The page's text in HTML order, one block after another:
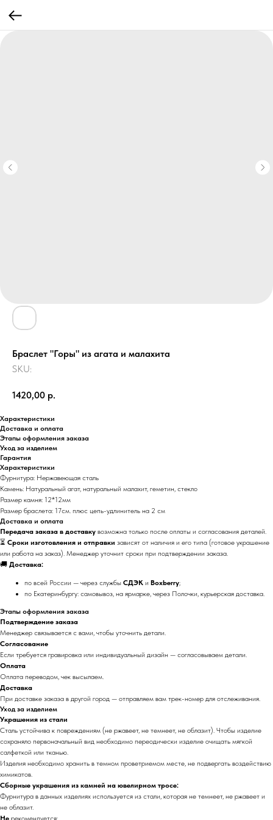
Браслет "Горы" из агата и малахита
SKU:
1420,00 р.
Характеристики
Доставка и оплата
Этапы оформления заказа
Уход за изделием
Гарантия
Характеристики
Фурнитура: Нержавеющая сталь
Камень: Натуральный агат, натуральный малахит, геметин, стекло
Размер камня: 12*12мм
Размер браслета: 17см. плюс цепь-удлинитель на 2 см
Доставка и оплата
Передача заказа в доставку возможна только после оплаты и согласования деталей.
⏳ Сроки изготовления и отправки зависят от наличия и его типа (готовое украшение
или работа на заказ). Менеджер уточнит сроки при подтверждении заказа.
🚚 Доставка:
по всей России — через службы СДЭК и Boxberry;
по Екатеринбургу: самовывоз, на ярмарке, через Полочки, курьерская доставка.
Этапы оформления заказа
Подтверждение заказа
Менеджер связывается с вами, чтобы уточнить детали.
Согласование
Если требуется гравировка или индивидуальный дизайн — согласовываем детали.
Оплата
Оплата переводом, чек высылаем.
Доставка
При доставке заказа в другой город — отправляем вам трек-номер для отслеживания.
Уход за изделием
Украшения из стали
Сталь устойчива к повреждениям (не ржавеет, не темнеет, не облазит). Чтобы изделие
сохраняло первоначальный вид необходимо переодически изделие очищать мягкой
салфеткой или тканью.
Изделия необходимо хранить в темном проветриемом месте, не подвергать воздействию
химикатов.
Сборные украшения из камней на ювелирном тросе:
Фурнитура в данных изделиях используется из стали, которая не темнеет, не ржавеет и
не облазит.
Не рекомендуется: